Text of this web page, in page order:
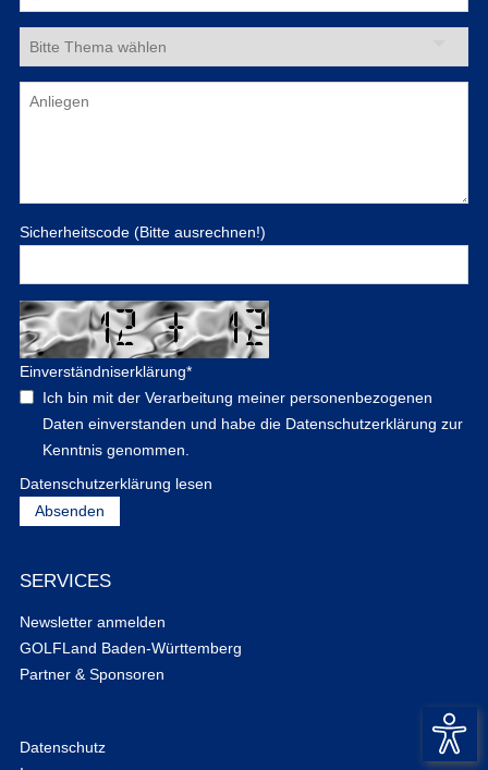
Sicherheitscode (Bitte ausrechnen!)
Einverständniserklärung*
Ich bin mit der Verarbeitung meiner personenbezogenen
Daten einverstanden und habe die Datenschutzerklärung zur
Kenntnis genommen.
Datenschutzerklärung lesen
SERVICES
Newsletter anmelden
GOLFLand Baden-Württemberg
Partner & Sponsoren
Datenschutz